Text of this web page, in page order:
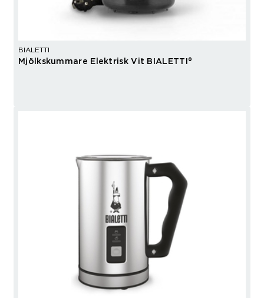
BIALETTI
Mjölkskummare Elektrisk Vit BIALETTI®